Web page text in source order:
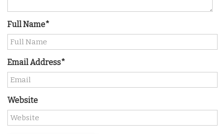
Full Name*
Email Address*
Website